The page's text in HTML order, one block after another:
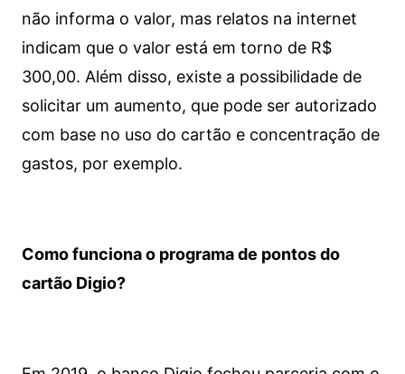
não informa o valor, mas relatos na internet
indicam que o valor está em torno de R$
300,00. Além disso, existe a possibilidade de
solicitar um aumento, que pode ser autorizado
com base no uso do cartão e concentração de
gastos, por exemplo.
Como funciona o programa de pontos do
cartão Digio?